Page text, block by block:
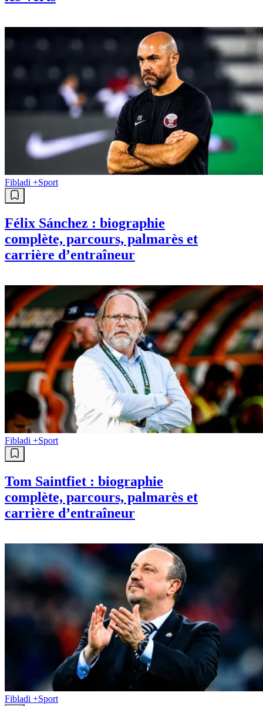
Fibladi +Sport
Félix Sánchez : biographie
complète, parcours, palmarès et
carrière d’entraîneur
Fibladi +Sport
Tom Saintfiet : biographie
complète, parcours, palmarès et
carrière d’entraîneur
Fibladi +Sport